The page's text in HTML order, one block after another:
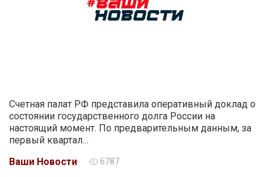
Счетная палат РФ представила оперативный доклад о
состоянии государственного долга России на
настоящий момент. По предварительным данным, за
первый квартал…
Ваши Новости
6787